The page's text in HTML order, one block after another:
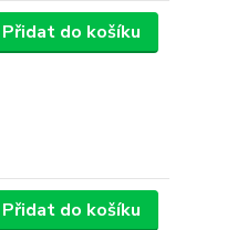
Přidat do košíku
Přidat do košíku